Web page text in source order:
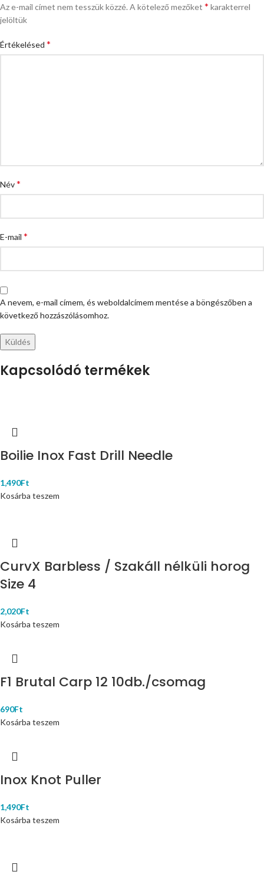
Az e-mail címet nem tesszük közzé. A kötelező mezőket * karakterrel
jelöltük
Értékelésed *
Név*
E-mail *
A nevem, e-mail címem, és weboldalcímem mentése a böngészőben a
következő hozzászólásomhoz.
Kapcsolódó termékek
Boilie Inox Fast Drill Needle
1,490Ft
Kosárba teszem
CurvX Barbless / Szakáll nélküli horog
Size 4
2,020Ft
Kosárba teszem
F1 Brutal Carp 12 10db./csomag
690Ft
Kosárba teszem
Inox Knot Puller
1,490Ft
Kosárba teszem